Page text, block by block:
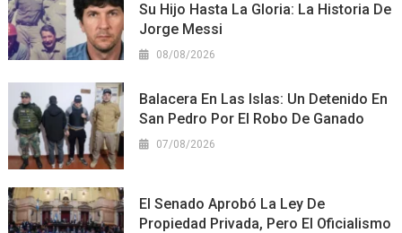
Su Hijo Hasta La Gloria: La Historia De
Jorge Messi
08/08/2026
Balacera En Las Islas: Un Detenido En
San Pedro Por El Robo De Ganado
07/08/2026
El Senado Aprobó La Ley De
Propiedad Privada, Pero El Oficialismo